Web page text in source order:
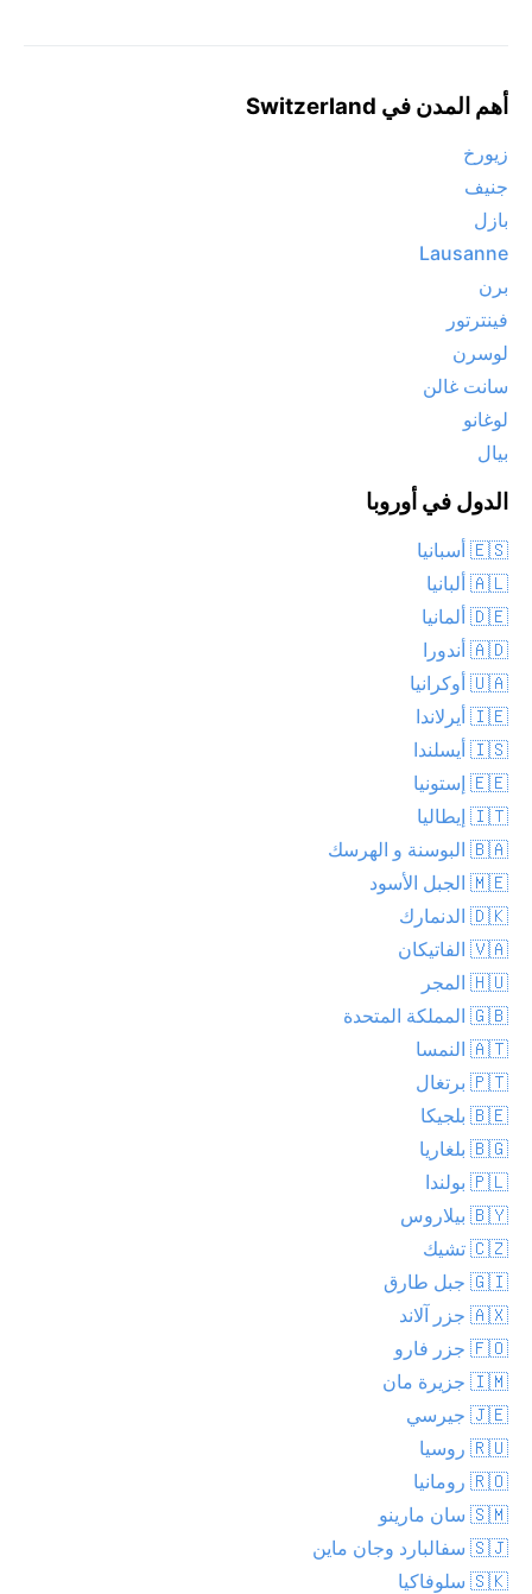
أهم المدن في Switzerland
زيورخ
جنيف
بازل
Lausanne
برن
فينترتور
لوسرن
سانت غالن
لوغانو
بيال
الدول في أوروبا
🇪🇸 أسبانيا
🇦🇱 ألبانيا
🇩🇪 ألمانيا
🇦🇩 أندورا
🇺🇦 أوكرانيا
🇮🇪 أيرلاندا
🇮🇸 أيسلندا
🇪🇪 إستونيا
🇮🇹 إيطاليا
🇧🇦 البوسنة و الهرسك
🇲🇪 الجبل الأسود
🇩🇰 الدنمارك
🇻🇦 الفاتيكان
🇭🇺 المجر
🇬🇧 المملكة المتحدة
🇦🇹 النمسا
🇵🇹 برتغال
🇧🇪 بلجيكا
🇧🇬 بلغاريا
🇵🇱 بولندا
🇧🇾 بيلاروس
🇨🇿 تشيك
🇬🇮 جبل طارق
🇦🇽 جزر آلاند
🇫🇴 جزر فارو
🇮🇲 جزيرة مان
🇯🇪 جيرسي
🇷🇺 روسيا
🇷🇴 رومانيا
🇸🇲 سان مارينو
🇸🇯 سفالبارد وجان ماين
🇸🇰 سلوفاكيا